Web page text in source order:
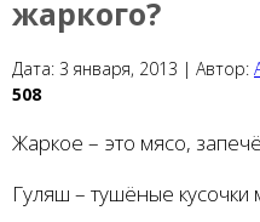
жаркого?
Дата: 3 января, 2013 | Автор:
508
Жаркое – это мясо,
Гуляш – тушёные кусочки